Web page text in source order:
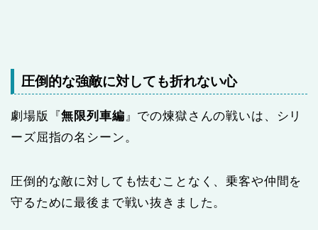
圧倒的な強敵に対しても折れない心
劇場版『無限列車編 』での煉獄さんの戦いは、シリ
ーズ屈指の名シーン。
圧倒的な敵に対しても怯むことなく、乗客や仲間を
守るために最後まで戦い抜きました。